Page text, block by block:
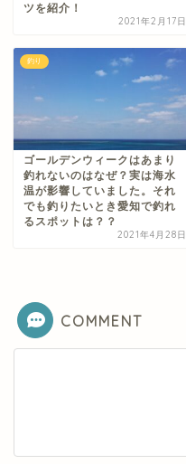
ツを紹介！
2021年2月17日
釣り
ゴールデンウィークはあまり
釣れないのはなぜ？実は海水
温が影響していました。それ
でも釣りたいとき愛知で釣れ
るスポットは？？
2021年4月28日
COMMENT